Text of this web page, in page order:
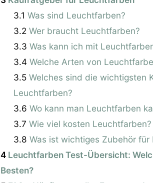
3.1 Was sind Leuchtfarben?
3.2 Wer braucht Leuchtfarben?
3.3 Was kann ich mit
3.4 Welche Arten von
3.5Welches sind die wichtigsten
Leuchtfarben?
3.6 Wo kann man Leuchtfarben
3.7 Wie viel kosten Leuchtfarben?
3.8 Was ist wichtiges Zubehör für
4 Leuchtfarben Test-Übersicht:
Besten?